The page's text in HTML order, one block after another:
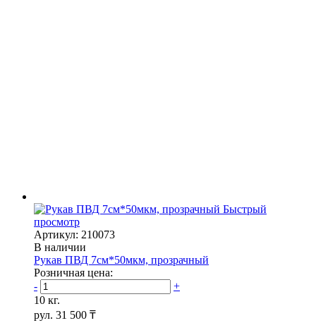
Быстрый
просмотр
Артикул: 210073
В наличии
Рукав ПВД 7см*50мкм, прозрачный
Розничная цена:
-
+
10 кг.
рул. 31 500 ₸